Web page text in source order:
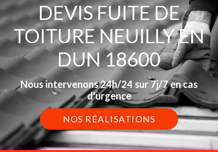
DEVIS FUITE DE
TOITURE NEUILLY EN
DUN 18600
Nous intervenons 24h/24 sur 7j/7 en cas
d'urgence
NOS RÉALISATIONS